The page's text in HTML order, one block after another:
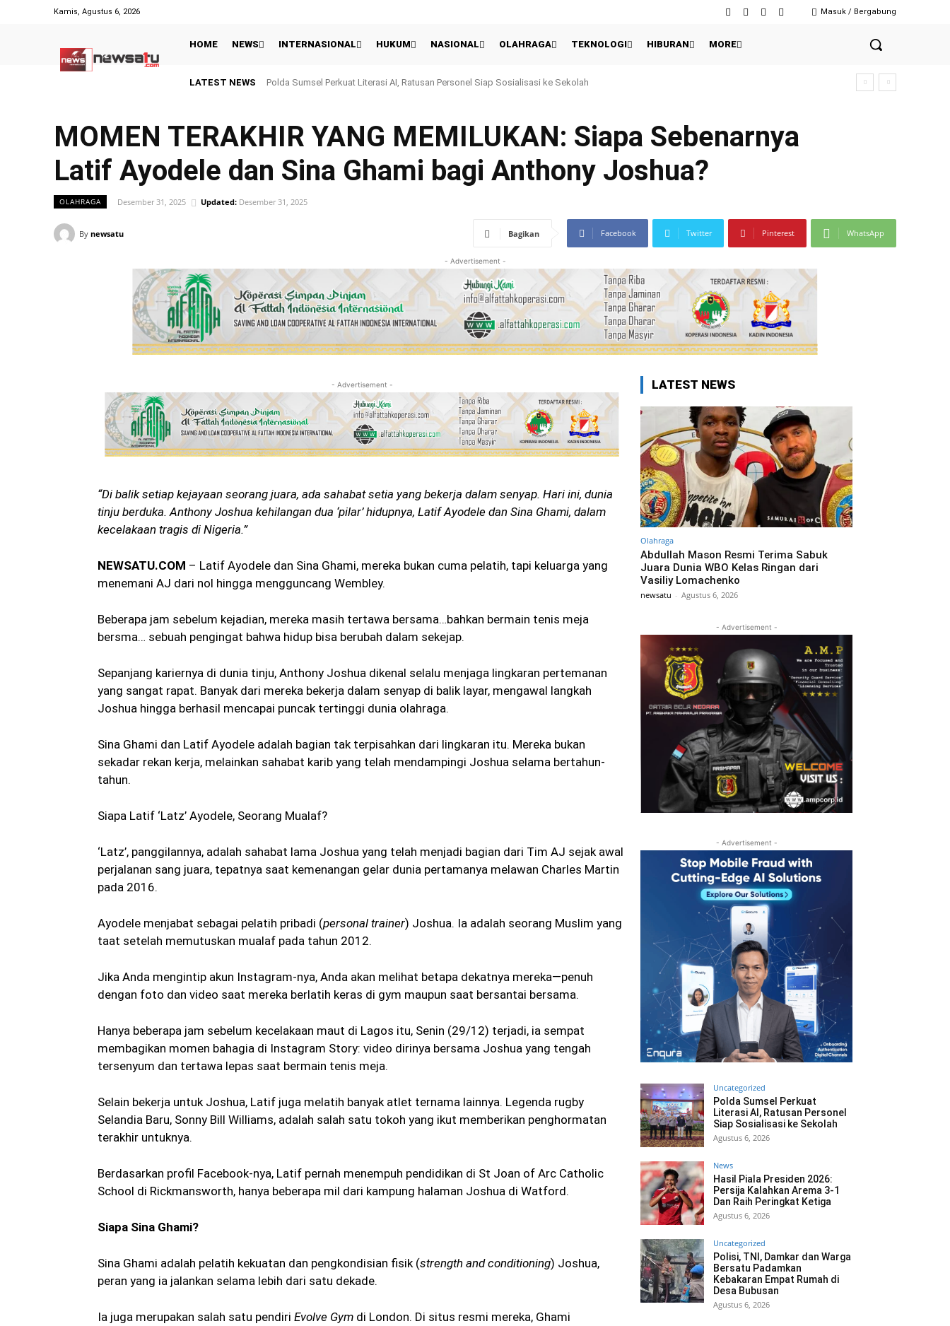
Kamis, Agustus 6, 2026 Masuk / Bergabung
HOME NEWS INTERNASIONAL HUKUM NASIONAL OLAHRAGA TEKNOLOGI HIBURAN MORE
LATEST NEWSPolda Sumsel Perkuat Literasi AI, Ratusan Personel Siap Sosialisasi ke Sekolah
Hasil Piala Presiden 2026: Persija Kalahkan Arema 3-1 Dan Raih Peringkat Ketiga
MOMEN TERAKHIR YANG MEMILUKAN: Siapa Sebenarnya
Latif Ayodele dan Sina Ghami bagi Anthony Joshua?
OLAHRAGA Desember 31, 2025 Updated: Desember 31, 2025
By newsatu Bagikan Facebook Twitter Pinterest WhatsApp
- Advertisement -
- Advertisement -
“Di balik setiap kejayaan seorang juara, ada sahabat setia yang bekerja dalam senyap. Hari ini, dunia
tinju berduka. Anthony Joshua kehilangan dua ‘pilar’ hidupnya, Latif Ayodele dan Sina Ghami, dalam
kecelakaan tragis di Nigeria.”
NEWSATU.COM – Latif Ayodele dan Sina Ghami, mereka bukan cuma pelatih, tapi keluarga yang
menemani AJ dari nol hingga mengguncang Wembley.
Beberapa jam sebelum kejadian, mereka masih tertawa bersama…bahkan bermain tenis meja
bersma… sebuah pengingat bahwa hidup bisa berubah dalam sekejap.
Sepanjang kariernya di dunia tinju, Anthony Joshua dikenal selalu menjaga lingkaran pertemanan
yang sangat rapat. Banyak dari mereka bekerja dalam senyap di balik layar, mengawal langkah
Joshua hingga berhasil mencapai puncak tertinggi dunia olahraga.
Sina Ghami dan Latif Ayodele adalah bagian tak terpisahkan dari lingkaran itu. Mereka bukan
sekadar rekan kerja, melainkan sahabat karib yang telah mendampingi Joshua selama bertahun-
tahun.
Siapa Latif ‘Latz’ Ayodele, Seorang Mualaf?
‘Latz’, panggilannya, adalah sahabat lama Joshua yang telah menjadi bagian dari Tim AJ sejak awal
perjalanan sang juara, tepatnya saat kemenangan gelar dunia pertamanya melawan Charles Martin
pada 2016.
Ayodele menjabat sebagai pelatih pribadi (personal trainer) Joshua. Ia adalah seorang Muslim yang
taat setelah memutuskan mualaf pada tahun 2012.
Jika Anda mengintip akun Instagram-nya, Anda akan melihat betapa dekatnya mereka—penuh
dengan foto dan video saat mereka berlatih keras di gym maupun saat bersantai bersama.
Hanya beberapa jam sebelum kecelakaan maut di Lagos itu, Senin (29/12) terjadi, ia sempat
membagikan momen bahagia di Instagram Story: video dirinya bersama Joshua yang tengah
tersenyum dan tertawa lepas saat bermain tenis meja.
Selain bekerja untuk Joshua, Latif juga melatih banyak atlet ternama lainnya. Legenda rugby
Selandia Baru, Sonny Bill Williams, adalah salah satu tokoh yang ikut memberikan penghormatan
terakhir untuknya.
Berdasarkan profil Facebook-nya, Latif pernah menempuh pendidikan di St Joan of Arc Catholic
School di Rickmansworth, hanya beberapa mil dari kampung halaman Joshua di Watford.
Siapa Sina Ghami?
Sina Ghami adalah pelatih kekuatan dan pengkondisian fisik (strength and conditioning) Joshua,
peran yang ia jalankan selama lebih dari satu dekade.
Ia juga merupakan salah satu pendiri Evolve Gym di London. Di situs resmi mereka, Ghami
LATEST NEWS
Olahraga
Abdullah Mason Resmi Terima Sabuk
Juara Dunia WBO Kelas Ringan dari
Vasiliy Lomachenko
newsatu - Agustus 6, 2026
- Advertisement -
- Advertisement -
Uncategorized
Polda Sumsel Perkuat
Literasi AI, Ratusan Personel
Siap Sosialisasi ke Sekolah
Agustus 6, 2026
News
Hasil Piala Presiden 2026:
Persija Kalahkan Arema 3-1
Dan Raih Peringkat Ketiga
Agustus 6, 2026
Uncategorized
Polisi, TNI, Damkar dan Warga
Bersatu Padamkan
Kebakaran Empat Rumah di
Desa Bubusan
Agustus 6, 2026